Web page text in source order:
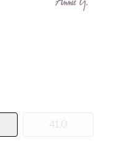
41.0